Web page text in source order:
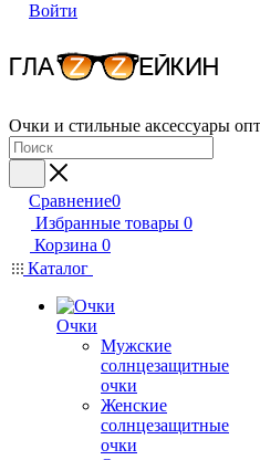
Войти
Очки и стильные аксессуары
Сравнение0
Избранные товары 0
Корзина 0
Каталог
Очки
Мужские
солнцезащитные
очки
Женские
солнцезащитные
очки